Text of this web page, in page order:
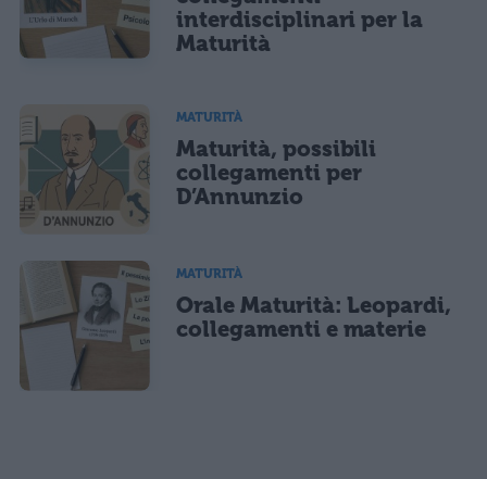
interdisciplinari per la
Maturità
MATURITÀ
Maturità, possibili
collegamenti per
D’Annunzio
MATURITÀ
Orale Maturità: Leopardi,
collegamenti e materie